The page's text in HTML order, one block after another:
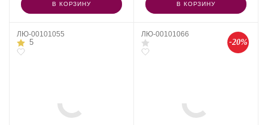
В КОРЗИНУ В КОРЗИНУ
ЛЮ-00101055
5
ЛЮ-00101066
-20%